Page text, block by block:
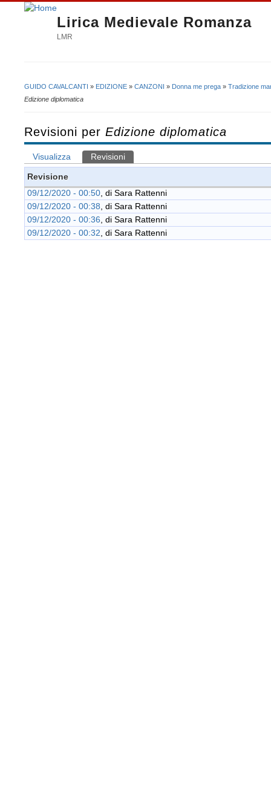
Lirica Medievale Romanza
LMR
Tu sei qui
GUIDO CAVALCANTI » EDIZIONE » CANZONI » Donna me prega » Tradizione
Edizione diplomatica
Revisioni per Edizione diplomatica
Schede primarie
Visualizza Revisioni
Revisione
09/12/2020 - 00:50 , di Sara Rattenni
09/12/2020 - 00:38 , di Sara Rattenni
09/12/2020 - 00:36 , di Sara Rattenni
09/12/2020 - 00:32 , di Sara Rattenni